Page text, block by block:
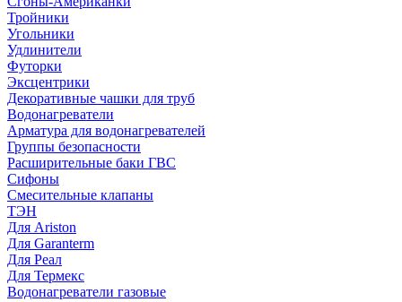
Тройники
Угольники
Удлинители
Футорки
Эксцентрики
Декоративные чашки для труб
Водонагреватели
Арматура для водонагревателей
Группы безопасности
Расширительные баки ГВС
Сифоны
Смесительные клапаны
ТЭН
Для Ariston
Для Garanterm
Для Реал
Для Термекс
Водонагреватели газовые